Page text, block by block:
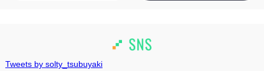
2022.04.05
Tweets by solty_tsubuyaki